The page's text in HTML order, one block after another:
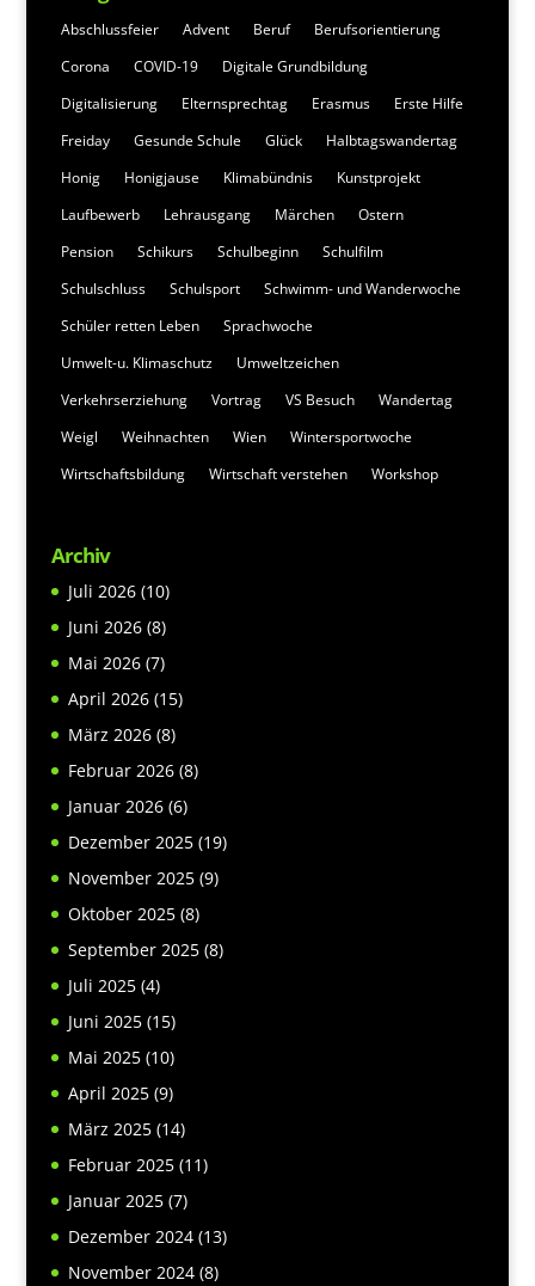
Abschlussfeier Advent Beruf
Berufsorientierung
Corona
COVID-19
Digitale Grundbildung
Digitalisierung
Elternsprechtag Erasmus
Erste Hilfe
Freiday
Gesunde Schule Glück
Halbtagswandertag
Honig
Honigjause Klimabündnis
Kunstprojekt
Laufbewerb
Lehrausgang Märchen
Ostern
Pension
Schikurs Schulbeginn
Schulfilm
Schulschluss
Schulsport
Schwimm- und Wanderwoche
Schüler retten Leben
Sprachwoche
Umwelt-u. Klimaschutz
Umweltzeichen
Verkehrserziehung
Vortrag VS Besuch
Wandertag
Weigl
Weihnachten Wien
Wintersportwoche
Wirtschaftsbildung
Wirtschaft verstehen Workshop
Archiv
Juli 2026(10)
Juni 2026(8)
Mai 2026(7)
April 2026(15)
März 2026(8)
Februar 2026(8)
Januar 2026(6)
Dezember 2025(19)
November 2025(9)
Oktober 2025(8)
September 2025(8)
Juli 2025(4)
Juni 2025(15)
Mai 2025(10)
April 2025(9)
März 2025(14)
Februar 2025(11)
Januar 2025(7)
Dezember 2024(13)
November 2024(8)